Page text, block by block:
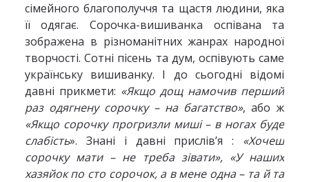
сімейного благополуччя та щастя людини, яка
її одягає. Сорочка-вишиванка оспівана та
зображена в різноманітних жанрах народної
творчості. Сотні пісень та дум, оспівують саме
українську вишиванку. І до сьогодні відомі
давні прикмети: «Якщо дощ намочив перший
раз одягнену сорочку – на багатство», або ж
«Якщо сорочку прогризли миші – в ногах буде
слабість». Знані і давні прислів’я : «Хочеш
сорочку мати – не треба зівати», «У наших
хазяйок по сто сорочок, а в мене одна – та й та